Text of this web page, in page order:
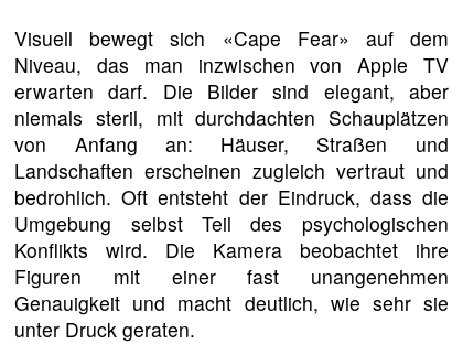
Visuell bewegt sich «Cape Fear» auf dem
Niveau, das man inzwischen von Apple TV
erwarten darf. Die Bilder sind elegant, aber
niemals steril, mit durchdachten Schauplätzen
von Anfang an: Häuser, Straßen und
Landschaften erscheinen zugleich vertraut und
bedrohlich. Oft entsteht der Eindruck, dass die
Umgebung selbst Teil des psychologischen
Konflikts wird. Die Kamera beobachtet ihre
Figuren mit einer fast unangenehmen
Genauigkeit und macht deutlich, wie sehr sie
unter Druck geraten.